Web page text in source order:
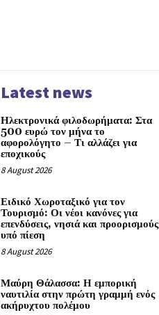
Latest news
Ηλεκτρονικά φιλοδωρήματα: Στα
500 ευρώ τον μήνα το
αφορολόγητο – Τι αλλάζει για
εποχικούς
8 August 2026
Ειδικό Χωροταξικό για τον
Τουρισμό: Οι νέοι κανόνες για
επενδύσεις, νησιά και προορισμούς
υπό πίεση
8 August 2026
Μαύρη Θάλασσα: Η εμπορική
ναυτιλία στην πρώτη γραμμή ενός
ακήρυχτου πολέμου